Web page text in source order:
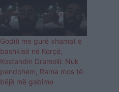
Goditi me gurë xhamat e
bashkisë në Korçë,
Kostandin Dramolli: Nuk
pendohem, Rama mos të
bëjë më gabime